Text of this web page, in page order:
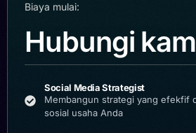
Biaya mulai:
Hubungi
Social Media Strategist
Membangun strategi yang efekfif
sosial usaha Anda